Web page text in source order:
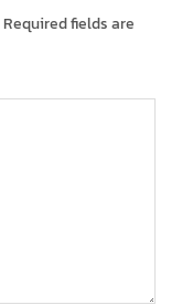
Required fields are